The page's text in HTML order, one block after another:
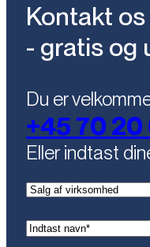
Kontakt os
- gratis og
Du er
+45 70 20
Eller indtast
Kontaktemne
Navn